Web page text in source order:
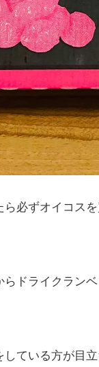
ら必ずオイコス
ドライクラン
ている方が目立